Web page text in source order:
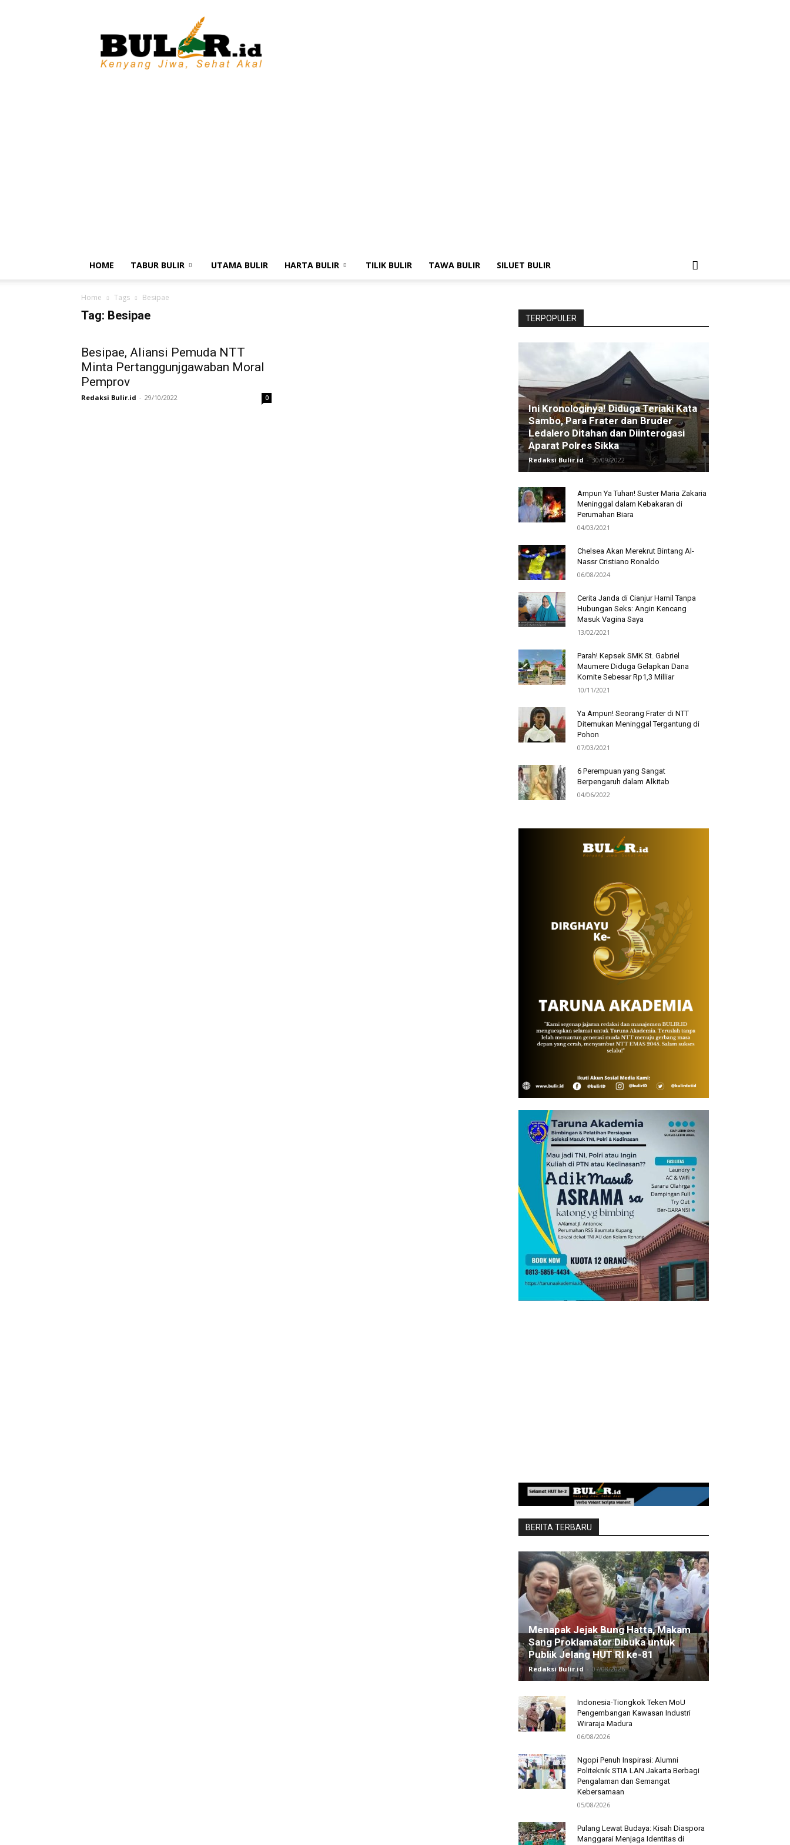
BULIR.ID
Kenyang
Jiwa,
Sehat
HOME TABUR BULIR UTAMA BULIR HARTA BULIR TILIK BULIR TAWA BULIR SILUET BULIR
Home Tags Besipae
Tag: Besipae
Besipae, Aliansi Pemuda NTT
Minta Pertanggunjgawaban Moral
Pemprov
Redaksi Bulir.id - 29/10/2022 0
TERPOPULER
Ini Kronologinya! Diduga Teriaki Kata
Sambo, Para Frater dan Bruder
Ledalero Ditahan dan Diinterogasi
Aparat Polres Sikka
Redaksi Bulir.id - 30/09/2022
Ampun Ya Tuhan! Suster Maria Zakaria
Meninggal dalam Kebakaran di
Perumahan Biara
04/03/2021
Chelsea Akan Merekrut Bintang Al-
Nassr Cristiano Ronaldo
06/08/2024
Cerita Janda di Cianjur Hamil Tanpa
Hubungan Seks: Angin Kencang
Masuk Vagina Saya
13/02/2021
Parah! Kepsek SMK St. Gabriel
Maumere Diduga Gelapkan Dana
Komite Sebesar Rp1,3 Milliar
10/11/2021
Ya Ampun! Seorang Frater di NTT
Ditemukan Meninggal Tergantung di
Pohon
07/03/2021
6 Perempuan yang Sangat
Berpengaruh dalam Alkitab
04/06/2022
BERITA TERBARU
Menapak Jejak Bung Hatta, Makam
Sang Proklamator Dibuka untuk
Publik Jelang HUT RI ke-81
Redaksi Bulir.id - 07/08/2026
Indonesia-Tiongkok Teken MoU
Pengembangan Kawasan Industri
Wiraraja Madura
06/08/2026
Ngopi Penuh Inspirasi: Alumni
Politeknik STIA LAN Jakarta Berbagi
Pengalaman dan Semangat
Kebersamaan
05/08/2026
Pulang Lewat Budaya: Kisah Diaspora
Manggarai Menjaga Identitas di